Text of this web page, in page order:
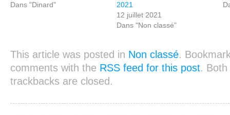
Dans "Dinard"
2021
12 juillet 2021
Dans "Non classé"
This article was posted in Non classé.
comments with the RSS feed for this post. Both
trackbacks are closed.